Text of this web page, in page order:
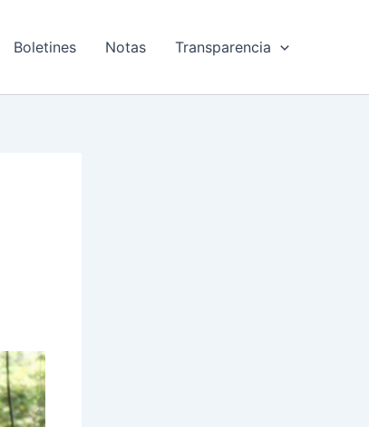
Boletines Notas Transparencia